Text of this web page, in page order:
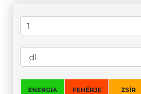
ENERGIA FEHÉRJE ZSÍR